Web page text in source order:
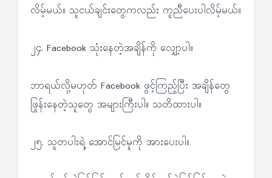
လိမ့်မယ်။ သူငယ်ချင်းတွေကလည်း ကူညီပေးပါလိမ့်မယ်။
၂၄. Facebook သုံးနေတဲ့အချိန်ကို လျှော့ပါ။
ဘာရယ်လို့မဟုတ် Facebook ဖွင့်ကြည့်ပြီး အချိန်တွေ
ဖြုန်းနေတဲ့သူတွေ အများကြီးပါ။ သတိထားပါ။
၂၅. သူတပါးရဲ့ အောင်မြင်မူကို အားပေးပါ။